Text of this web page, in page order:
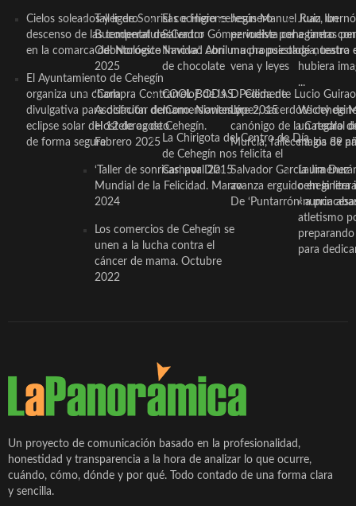
Cielos soleados y ligero
descenso de las temperaturas
en la comarca del Noroeste
El Ayuntamiento de Cehegín
organiza una charla
divulgativa para disfrutar del
eclipse solar del 12 de agosto
de forma segura
Taller de Sonrisas e Higiene
Bucodental de ‘Centro
Odontológico Innova’. Abril
2025
‘Compra Contrarreloj’ de la
Asociación de Comerciantes y
Hosteleros de Cehegín.
Febrero 2025
‘Taller de sonrisas’ por Día
Mundial de la Felicidad. Marzo
2024
Los comercios de Cehegín se
unen a la lucha contra el
cáncer de mama. Octubre
2022
El cocinero ceheginero
Salvador Gómez vuelve por
Navidad con una propuesta
de chocolate
COOL BODAS. Pedida de
mano. Noviembre 2015
La Chirigota del Centro de Día
de Cehegín nos felicita el
Carnaval 2015
Jesús Manuel Ruiz, un
periodista ceheginero con
mucha psicología, teatro
vena y leyes
D. Clemente Lucio Guirao
López, sacerdote
canónigo de la Catedral
Murcia, fallece a los 89
Salvador García Jiménez
avanza erguido en la
De ‘Puntarrón’ a
Juan
a tantas
de nuestra
hubiera
...
Wichy de
un regalo
magia de
Laura
ceheginera
«nunca
atletismo
para
Un proyecto de comunicación basado en la profesionalidad,
honestidad y transparencia a la hora de analizar lo que ocurre,
cuándo, cómo, dónde y por qué. Todo contado de una forma clara
y sencilla.